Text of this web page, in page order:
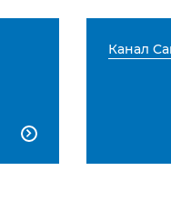

Канал